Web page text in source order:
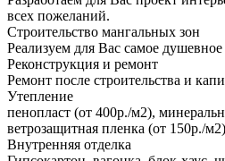
всех пожеланий.
Строительство мангальных зон
Реализуем для Вас самое душевное
Реконструкция и ремонт
Ремонт после строительства и
Утепление
пенопласт (от 400р./м2),
ветрозащитная пленка (от 150р./
Внутренняя отделка